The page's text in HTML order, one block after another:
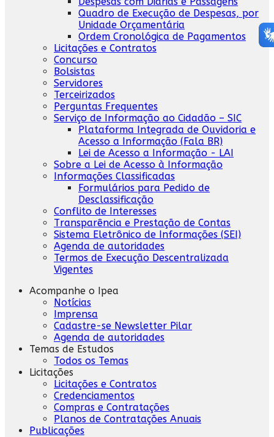
Quadro de Execução de Despesas, por
Unidade Orçamentária
Ordem Cronológica de Pagamentos
Licitações e Contratos
Concurso
Bolsistas
Servidores
Terceirizados
Perguntas Frequentes
Serviço de Informação ao Cidadão – SIC
Plataforma Integrada de Ouvidoria e
Acesso a Informação (Fala BR)
Lei de Acesso a Informação - LAI
Sobre a Lei de Acesso à Informação
Informações Classificadas
Formulários para Pedido de
Desclassificação
Conflito de Interesses
Transparência e Prestação de Contas
Sistema Eletrônico de Informações (SEI)
Agenda de autoridades
Termos de Execução Descentralizada
Vigentes
Acompanhe o Ipea
Notícias
Imprensa
Cadastre-se Newsletter Pilar
Agenda de autoridades
Temas de Estudos
Todos os Temas
Licitações
Licitações e Contratos
Credenciamentos
Compras e Contratações
Planos de Contratações Anuais
Publicações